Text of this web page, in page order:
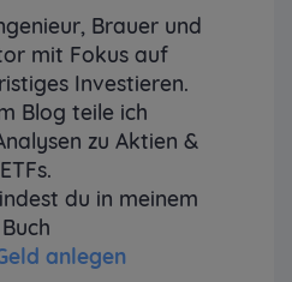
Brauer und
mit Fokus auf
Investieren.
Blog teile ich
zu Aktien &
ETFs.
du in meinem
Buch
anlegen